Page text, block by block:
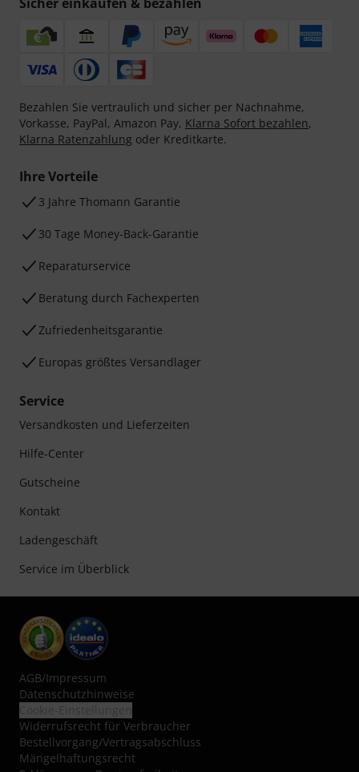
Bezahlen Sie vertraulich und sicher per Nachnahme,
Vorkasse, PayPal, Amazon Pay, Klarna Sofort bezahlen,
Klarna Ratenzahlung oder Kreditkarte.
Ihre Vorteile
3 Jahre Thomann Garantie
30 Tage Money-Back-Garantie
Reparaturservice
Beratung durch Fachexperten
Zufriedenheitsgarantie
Europas größtes Versandlager
Service
Versandkosten und Lieferzeiten
Hilfe-Center
Gutscheine
Kontakt
Ladengeschäft
Service im Überblick
AGB/Impressum
Datenschutzhinweise
Widerrufsrecht für Verbraucher
Bestellvorgang/Vertragsabschluss
Mängelhaftungsrecht